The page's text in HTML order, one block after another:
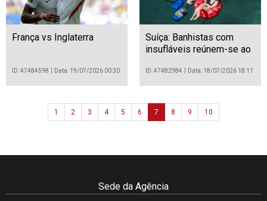
França vs Inglaterra
ID: 47484598 Data: 19/07/2026 00:30
Suíça: Banhistas com
insufláveis reúnem-se ao
Genebra
ID: 47482984 Data: 18/07/2026 18:11
1 2 3 4 5 6 7 8 9 10
Sede da Agência